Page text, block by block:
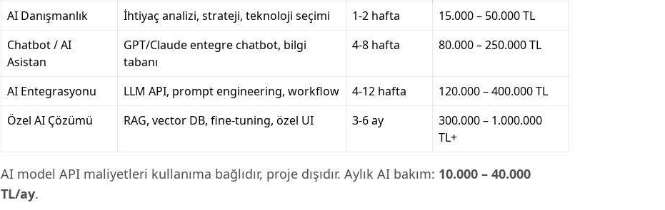
AI Danışmanlık
İhtiyaç analizi, strateji, teknoloji seçimi 1-2 hafta
15.000 – 50.000 TL
Chatbot / AI
Asistan
GPT/Claude entegre chatbot, bilgi
tabanı
4-8 hafta 80.000 – 250.000 TL
AI Entegrasyonu LLM API, prompt engineering, workflow 4-12 hafta
120.000 – 400.000 TL
Özel AI Çözümü
RAG, vector DB, fine-tuning, özel UI 3-6 ay
300.000 – 1.000.000
TL+
AI model API maliyetleri kullanıma bağlıdır, proje dışıdır. Aylık AI bakım: 10.000 – 40.000
TL/ay.